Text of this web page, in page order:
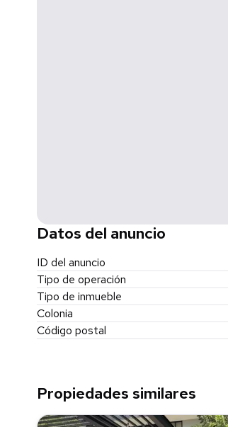
Datos del anuncio
ID del anuncio
Tipo de operación
Tipo de inmueble
Colonia
Código postal
Propiedades similares